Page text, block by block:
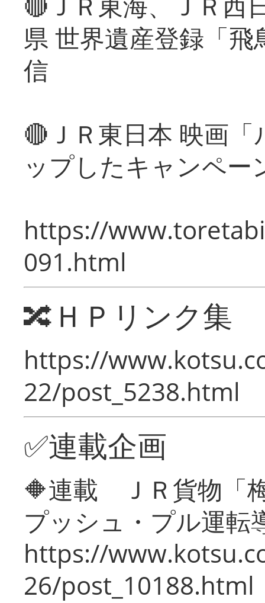
県 世界遺産登録「
信
🔴ＪＲ東日本 映画
ップしたキャンペー
https://
091.html
🔀ＨＰリンク集
https://
22/post_5238.html
✅連載企画
🔶連載 ＪＲ貨物「
プッシュ・プル運転
https://
26/post_10188.html